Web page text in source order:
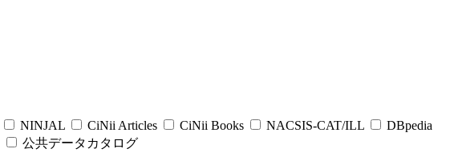
NINJAL CiNii Articles CiNii Books NACSIS-CAT/ILL
DBpedia
公共データカタログ